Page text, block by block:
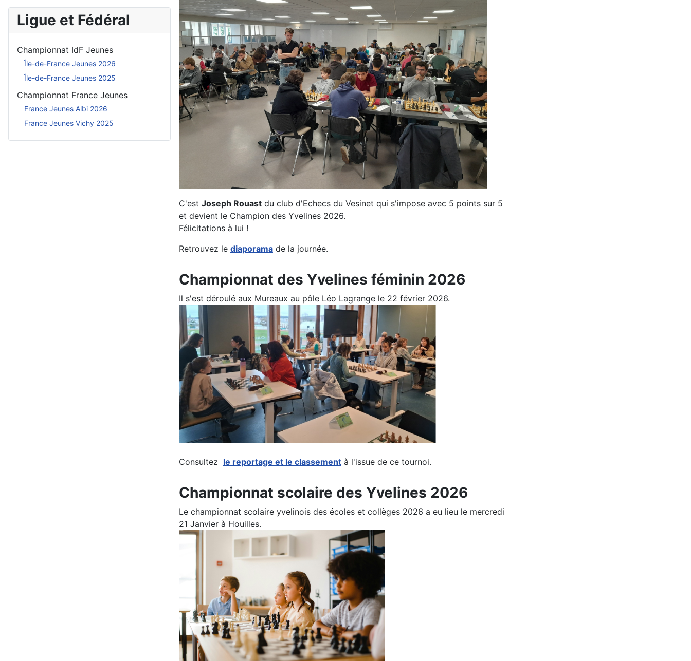
Ligue et Fédéral
Championnat IdF Jeunes
Île-de-France Jeunes 2026
Île-de-France Jeunes 2025
Championnat France Jeunes
France Jeunes Albi 2026
France Jeunes Vichy 2025
C'est Joseph Rouast du club d'Echecs du Vesinet qui s'impose avec 5 points sur 5
et devient le Champion des Yvelines 2026.
Félicitations à lui !
Retrouvez le diaporama de la journée.
Championnat des Yvelines féminin 2026
Il s'est déroulé aux Mureaux au pôle Léo Lagrange le 22 février 2026.
Consultez le reportage et le classement à l'issue de ce tournoi.
Championnat scolaire des Yvelines 2026
Le championnat scolaire yvelinois des écoles et collèges 2026 a eu lieu le mercredi
21 Janvier à Houilles.